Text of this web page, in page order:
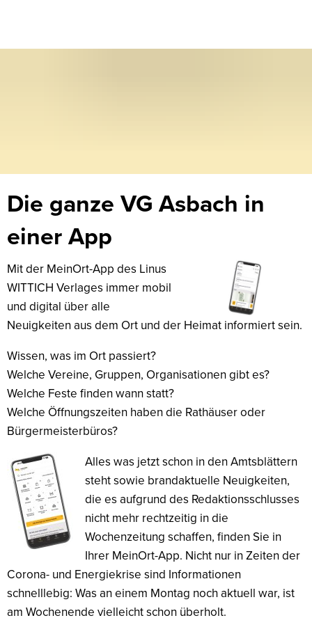
meinort-
app
Die ganze VG Asbach in
einer App
Mit der MeinOrt-App des Linus
WITTICH Verlages immer mobil
und digital über alle
Neuigkeiten aus dem Ort und der Heimat informiert sein.
Wissen, was im Ort passiert?
Welche Vereine, Gruppen, Organisationen gibt es?
Welche Feste finden wann statt?
Welche Öffnungszeiten haben die Rathäuser oder
Bürgermeisterbüros?
Alles was jetzt schon in den Amtsblättern
steht sowie brandaktuelle Neuigkeiten,
die es aufgrund des Redaktionsschlusses
nicht mehr rechtzeitig in die
Wochenzeitung schaffen, finden Sie in
Ihrer MeinOrt-App. Nicht nur in Zeiten der
Corona- und Energiekrise sind Informationen
schnelllebig: Was an einem Montag noch aktuell war, ist
am Wochenende vielleicht schon überholt.